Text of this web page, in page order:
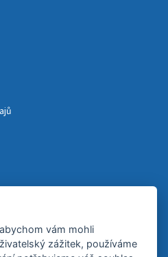
vám mohli
zážitek, používáme